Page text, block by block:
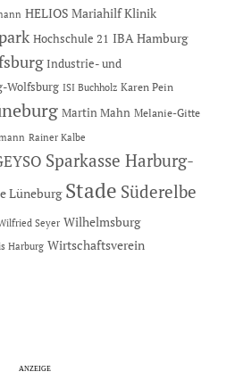
HELIOS Mariahilf Klinik
Hochschule 21 IBA Hamburg
Industrie- und
Wolfsburg ISI Buchholz Karen Pein
Martin Mahn Melanie-Gitte
Rainer Kalbe
Sparkasse Harburg-
Lüneburg Stade Süderelbe
Seyer Wilhelmsburg
Harburg Wirtschaftsverein